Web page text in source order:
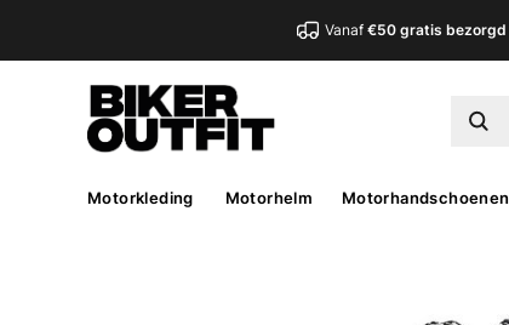
Vanaf €50 gratis bezorgd
Motorkleding Motorhelm Motorhandschoenen